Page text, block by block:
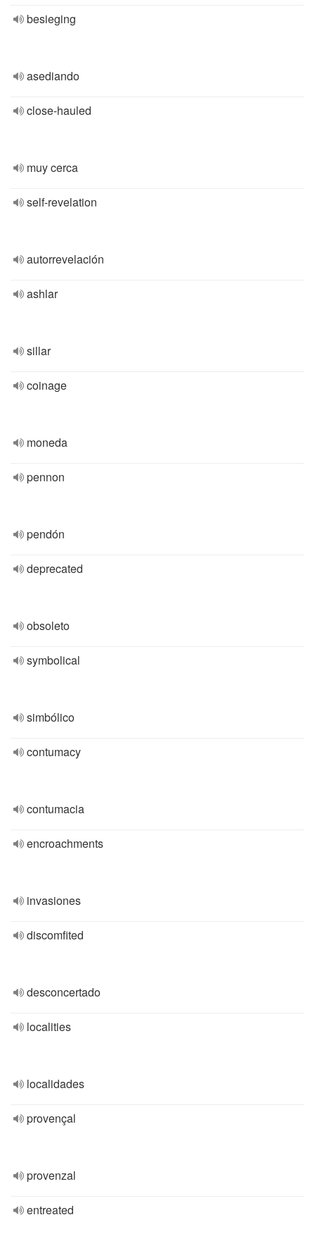
besieging
asediando
close-hauled
muy cerca
self-revelation
autorrevelación
ashlar
sillar
coinage
moneda
pennon
pendón
deprecated
obsoleto
symbolical
simbólico
contumacy
contumacia
encroachments
invasiones
discomfited
desconcertado
localities
localidades
provençal
provenzal
entreated